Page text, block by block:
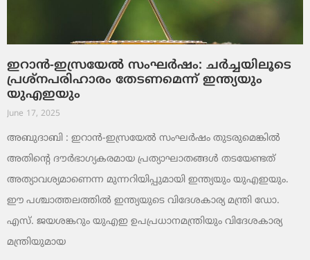
ഇറാൻ-ഇസ്രയേൽ സംഘർഷം: ചർച്ചയിലൂടെ
പ്രശ്നപരിഹാരം തേടണമെന്ന് ഇന്ത്യയും
യുഎഇയും
June 17, 2025
അബുദാബി : ഇറാൻ-ഇസ്രയേൽ സംഘർഷം തുടരുമെങ്കിൽ
അതിന്റെ ദൗർഭാഗ്യകരമായ പ്രത്യാഘാതങ്ങൾ തടയേണ്ടത്
അത്യാവശ്യമാണെന്ന മുന്നറിയിപ്പുമായി ഇന്ത്യയും യുഎഇയും.
ഈ പശ്ചാത്തലത്തിൽ ഇന്ത്യയുടെ വിദേശകാര്യ മന്ത്രി ഡോ.
എസ്. ജയശങ്കറും യുഎഇ ഉപപ്രധാനമന്ത്രിയും വിദേശകാര്യ
മന്ത്രിയുമായ